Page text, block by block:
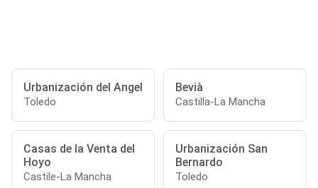
Urbanización del Angel
Toledo
Bevià
Castilla-La Mancha
Casas de la Venta del
Hoyo
Castile-La Mancha
Urbanización San
Bernardo
Toledo